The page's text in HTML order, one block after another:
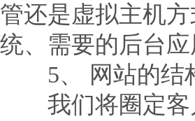
管还是虚拟主机
统、需要的后台应
5、 网站的结
我们将圈定客